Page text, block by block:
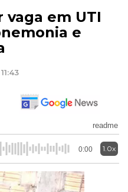
vaga em UTI
e
readme
0:00 1.0x